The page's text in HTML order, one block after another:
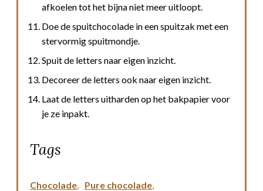
afkoelen tot het bijna niet meer uitloopt.
Doe de spuitchocolade in een spuitzak met een
stervormig spuitmondje.
Spuit de letters naar eigen inzicht.
Decoreer de letters ook naar eigen inzicht.
Laat de letters uitharden op het bakpapier voor
je ze inpakt.
Tags
Chocolade, Pure chocolade,